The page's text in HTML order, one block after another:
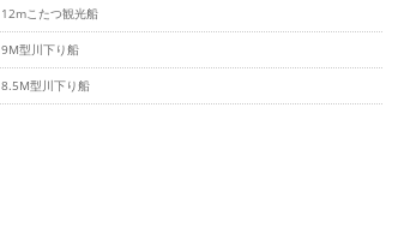
12mこたつ観光船
9M型川下り船
8.5M型川下り船